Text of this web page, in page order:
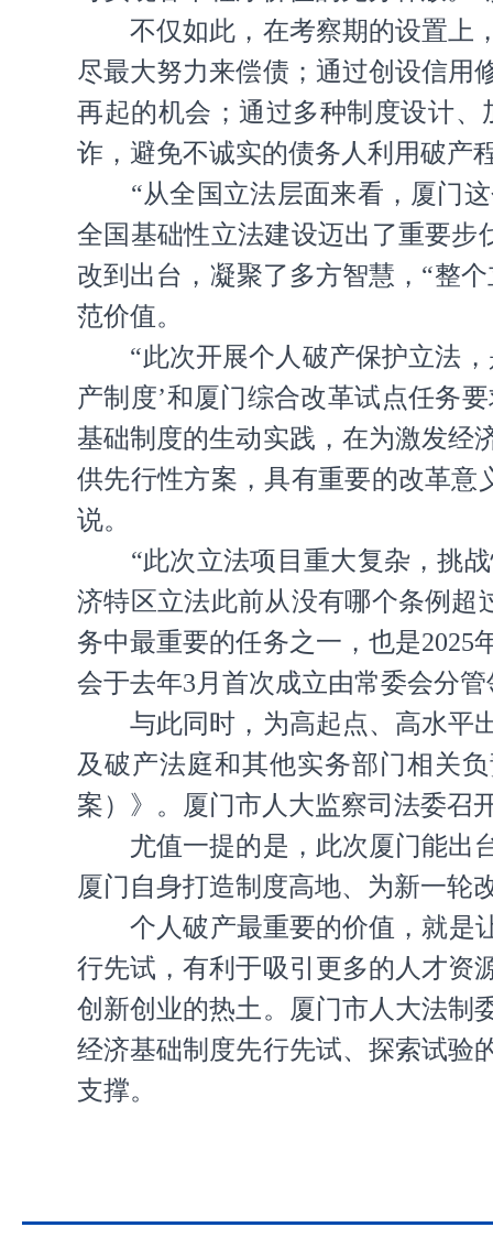
不仅如此，在考察期的设置上，
尽最大努力来偿债；通过创设信用
再起的机会；通过多种制度设计
诈，避免不诚实的债务人利用破产
“从全国立法层面来看，厦门这
全国基础性立法建设迈出了重要步
改到出台，凝聚了多方智慧，“整
范价值。
“此次开展个人破产保护立法，
产制度’和厦门综合改革试点任务
基础制度的生动实践，在为激发经
供先行性方案，具有重要的改革意
说。
“此次立法项目重大复杂，挑战
济特区立法此前从没有哪个条例超
务中最重要的任务之一，也是
会于去年3月首次成立由常委会分
与此同时，为高起点、高水平出
及破产法庭和其他实务部门相关
案）》。厦门市人大监察司法委召
尤值一提的是，此次厦门能出台
厦门自身打造制度高地、为新一轮
个人破产最重要的价值，就是让
行先试，有利于吸引更多的人才资
创新创业的热土。厦门市人大法制
经济基础制度先行先试、探索试验
支撑。